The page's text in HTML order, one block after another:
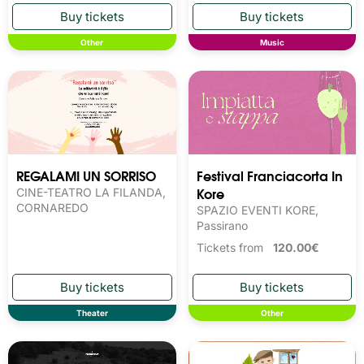
Other Music
REGALAMI UN SORRISO
CINE-TEATRO LA FILANDA,
CORNAREDO
Theater
Festival Franciacorta In
Kore
SPAZIO EVENTI KORE,
Passirano
Tickets from 120.00€
Other